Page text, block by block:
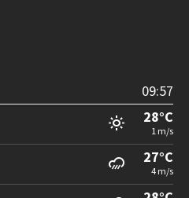
09:57
28°C
1 m/s
27°C
4 m/s